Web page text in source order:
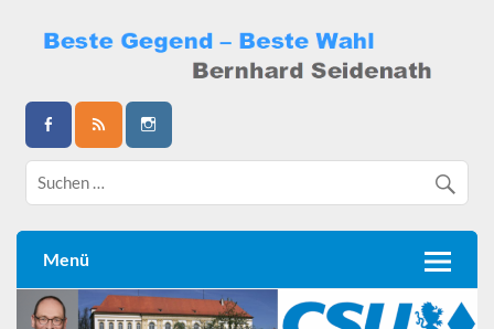
content
Bernhard Seidenath
Menü